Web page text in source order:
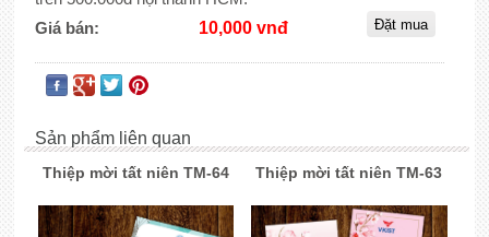
Giá bán:
10,000 vnđ
Sản phẩm liên quan
Thiệp mời tất niên TM-64 Thiệp mời tất niên TM-63